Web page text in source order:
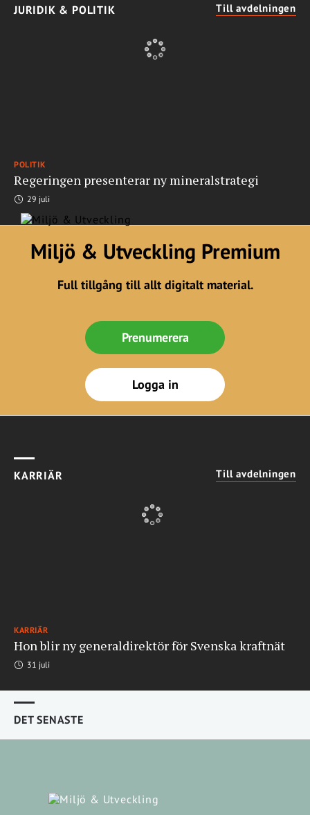
JURIDIK & POLITIK Till avdelningen
POLITIK
Regeringen presenterar ny mineralstrategi
29 juli
Miljö & Utveckling Premium
Full tillgång till allt digitalt material.
Prenumerera
Logga in
KARRIÄR Till avdelningen
KARRIÄR
Hon blir ny generaldirektör för Svenska kraftnät
31 juli
DET SENASTE